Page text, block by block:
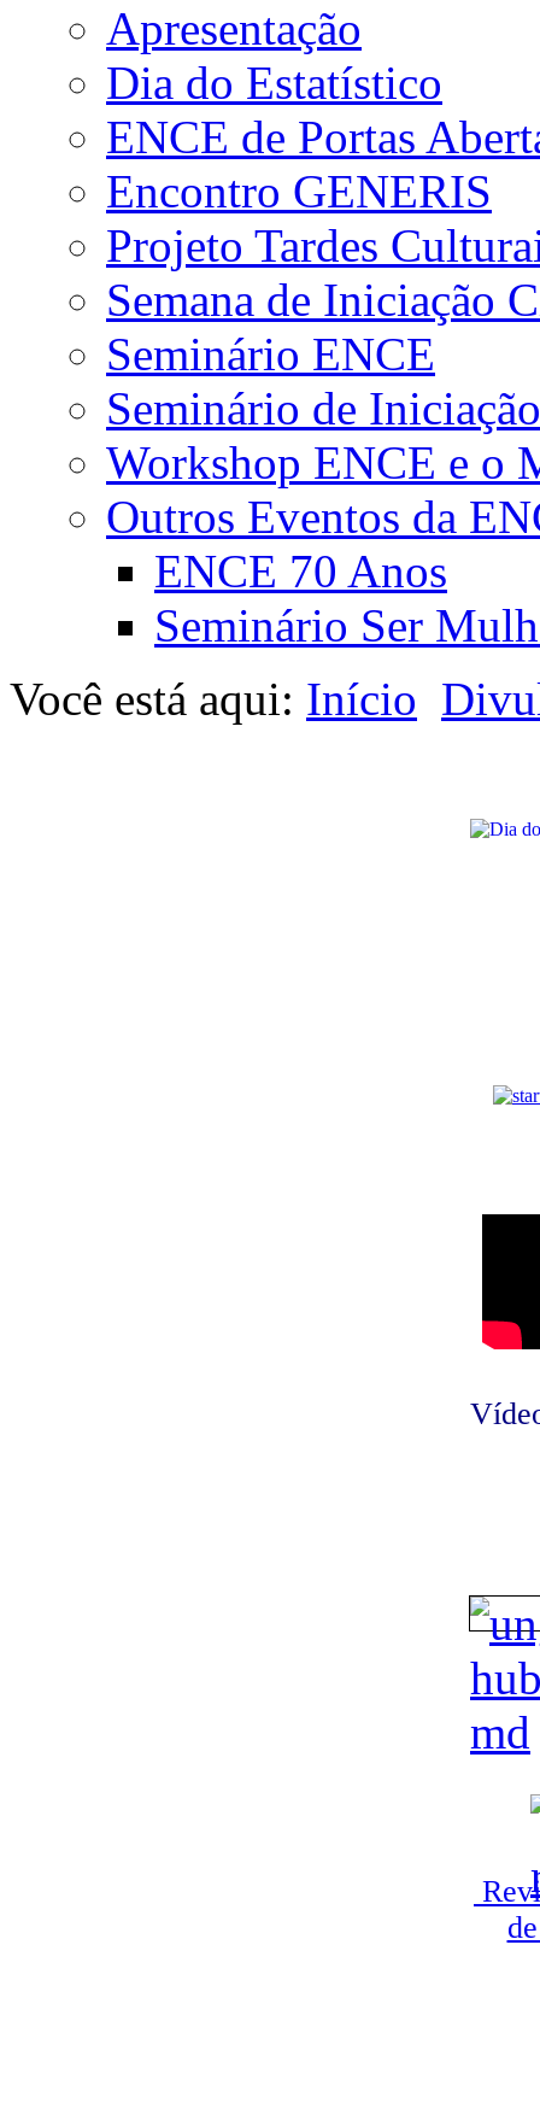
Apresentação
Dia do Estatístico
ENCE de Portas
Encontro GENERIS
Projeto Tardes
Semana de Iniciação
Seminário ENCE
Seminário de
Workshop ENCE e o
Outros Eventos da
ENCE 70 Anos
Seminário Ser
Você está aqui: Início